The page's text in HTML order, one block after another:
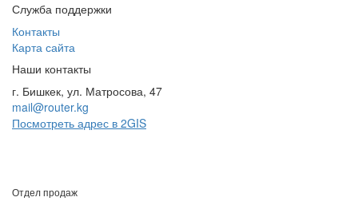
Служба поддержки
Контакты
Карта сайта
Наши контакты
г. Бишкек, ул. Матросова, 47
mail@router.kg
Посмотреть адрес в 2GIS
Отдел продаж